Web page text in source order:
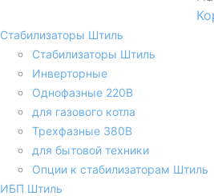
Стабилизаторы Штиль
Стабилизаторы Штиль
Инверторные
Однофазные 220В
для газового котла
Трехфазные 380В
для бытовой техники
Опции к стабилизаторам Штиль
ИБП Штиль